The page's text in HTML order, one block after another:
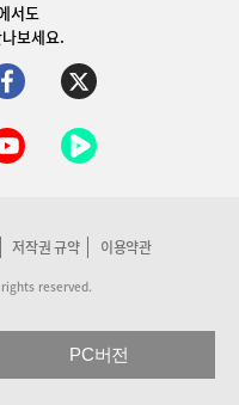
서도
보세요.
저작권 규약 이용약관
reserved.
PC버전